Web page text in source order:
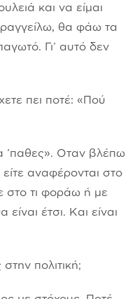
και να είμαι
θα φάω τα
Γι’ αυτό δεν
πει ποτέ: «Πού
’παθες». Οταν βλέπω
αναφέρονται στο
στο τι φοράω ή με
έτσι. Και είναι
πολιτική;